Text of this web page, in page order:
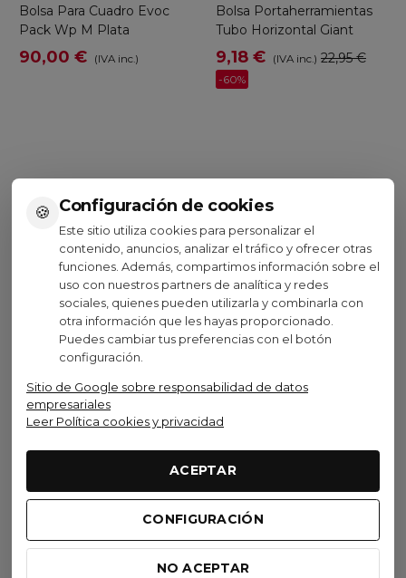
🍪 Configuración de cookies
Este sitio utiliza cookies para personalizar el
contenido, anuncios, analizar el tráfico y ofrecer otras
funciones. Además, compartimos información sobre el
uso con nuestros partners de analítica y redes
sociales, quienes pueden utilizarla y combinarla con
otra información que les hayas proporcionado.
Puedes cambiar tus preferencias con el botón
configuración.
Sitio de Google sobre responsabilidad de datos
empresariales
Leer Política cookies y privacidad
ACEPTAR
CONFIGURACIÓN
NO ACEPTAR
Bolsa Para Cuadro Evoc
Pack Wp M Plata
90,00 € (IVA inc.)
Ver opciones
Bolsa Portaherramientas
Tubo Horizontal Giant
9,18 € (IVA inc.) 22,95 €
-60%
Añadir al carrito
Visto recientemente
No disponible
Bolsa Para Cuadro Trek
Adventure
119,99 €